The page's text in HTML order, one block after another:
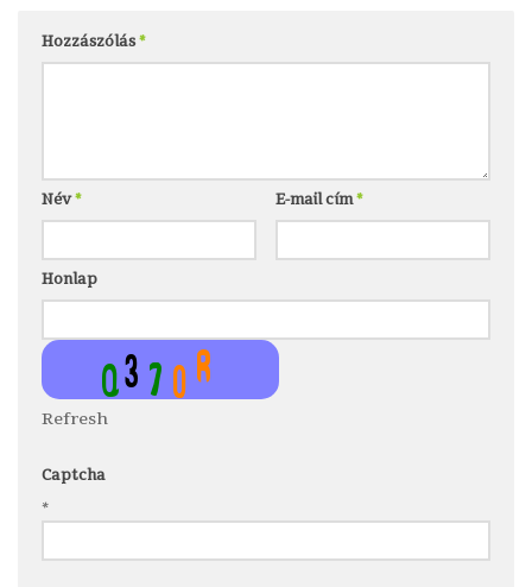
Hozzászólás*
Név* E-mail cím*
Honlap
Refresh
Captcha
*